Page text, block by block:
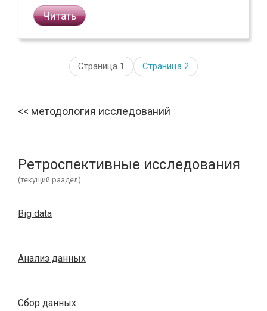
Читать
Страница 1 Страница 2
методология исследований
Ретроспективные исследования
(текущий раздел)
Big data
Анализ данных
Сбор данных